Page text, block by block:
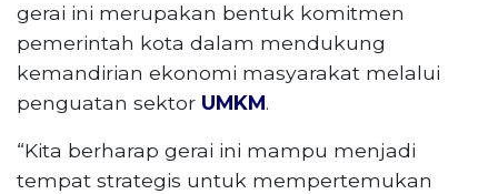
gerai ini merupakan bentuk komitmen
pemerintah kota dalam mendukung
kemandirian ekonomi masyarakat melalui
penguatan sektor UMKM.
“Kita berharap gerai ini mampu menjadi
tempat strategis untuk mempertemukan